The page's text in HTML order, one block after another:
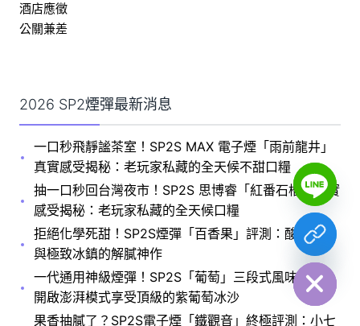
酒店應徵
公關兼差
2026 SP2煙彈最新消息
一口秒飛靜謐茶室！SP2S MAX 電子煙「雨前龍井」
真實感受揭秘：老玩家私藏的全天候不甜口糧
抽一口秒回台灣夜市！SP2S 思博睿「紅番石榴」真實
感受揭秘：老玩家私藏的全天候口糧
拒絕化學死甜！SP2S煙彈「百香果」評測：酸甜爆汁
與極致冰鎮的解膩神作
一代通用神級煙彈！SP2S「葡萄」三段式風味實測：
開啟澎湃模式享受頂級的紫葡萄冰沙
果香抽膩了？SP2S電子煙「鐵觀音」終極評測：小七
H
I
D
C
H
A
T
Y